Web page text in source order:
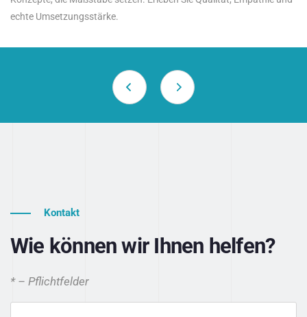
echte Umsetzungsstärke.
Kontakt
Wie können wir Ihnen helfen?
* – Pflichtfelder